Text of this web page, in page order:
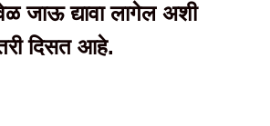
जाऊ द्यावा लागेल अशी
दिसत आहे.